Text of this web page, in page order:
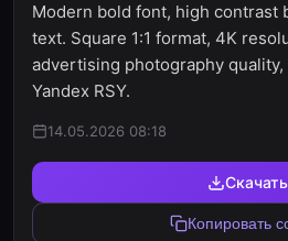
Modern bold font, high contrast
text. Square 1:1 format, 4K
advertising photography
Yandex RSY.
14.05.2026 08:18
Скачать
Копировать